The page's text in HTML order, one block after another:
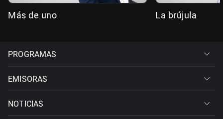
Más de uno La brújula
PROGRAMAS
EMISORAS
NOTICIAS